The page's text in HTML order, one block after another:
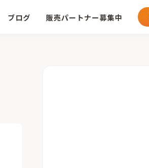
ブログ 販売パートナー募集中